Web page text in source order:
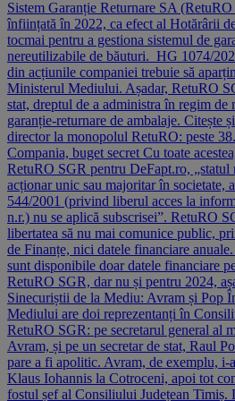
Sistem Garanție Returnare SA
înființată în 2022, ca efect al Hotărârii
tocmai pentru a gestiona sistemul de
nereutilizabile de băuturi. HG 1074/
din acțiunile companiei trebuie să
Ministerul Mediului. Așadar, RetuRO
stat, dreptul de a administra în regim de
garanție-returnare de ambalaje.
director la monopolul RetuRO: peste
Compania, buget secret Cu toate
RetuRO SGR pentru DeFapt.ro, „statul
acționar unic sau majoritar în societate,
544/2001 (privind liberul acces la
n.r.) nu se aplică subscrisei”. RetuRO
libertatea să nu mai comunice public,
de Finanțe, nici datele financiare
sunt disponibile doar datele financiare
RetuRO SGR, dar nu și pentru 2024,
Sinecuriștii de la Mediu: Avram și Pop
Mediului are doi reprezentanți în
RetuRO SGR: pe secretarul general al
Avram, și pe un secretar de stat, Raul
pare a fi apolitic. Avram, de exemplu, i-
Klaus Iohannis la Cotroceni, apoi tot
fostul șef al Consiliului Județean Timiș.